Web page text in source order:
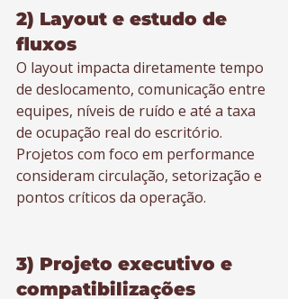
2) Layout e estudo de
fluxos
O layout impacta diretamente tempo
de deslocamento, comunicação entre
equipes, níveis de ruído e até a taxa
de ocupação real do escritório.
Projetos com foco em performance
consideram circulação, setorização e
pontos críticos da operação.
3) Projeto executivo e
compatibilizações